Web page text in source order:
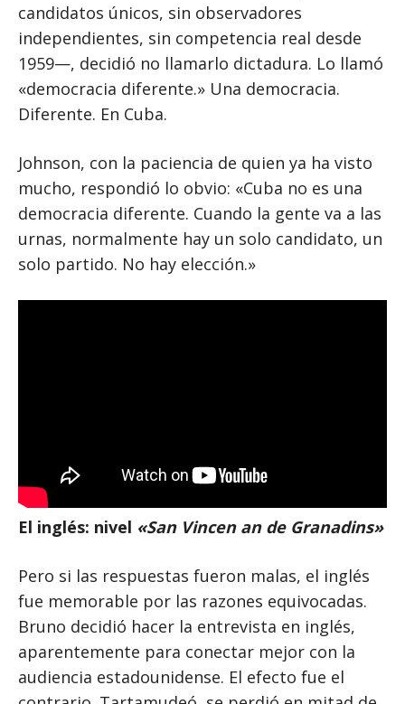
candidatos únicos, sin observadores
independientes, sin competencia real desde
1959—, decidió no llamarlo dictadura. Lo llamó
«democracia diferente.» Una democracia.
Diferente. En Cuba.
Johnson, con la paciencia de quien ya ha visto
mucho, respondió lo obvio: «Cuba no es una
democracia diferente. Cuando la gente va a las
urnas, normalmente hay un solo candidato, un
solo partido. No hay elección.»
El inglés: nivel «San Vincen an de Granadins»
Pero si las respuestas fueron malas, el inglés
fue memorable por las razones equivocadas.
Bruno decidió hacer la entrevista en inglés,
aparentemente para conectar mejor con la
audiencia estadounidense. El efecto fue el